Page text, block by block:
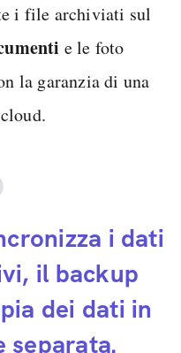
i file archiviati sul
e le foto
la garanzia di una
i dati
il backup
dei dati in
separata.